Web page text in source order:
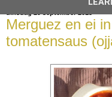
Merguez en ei
tomatensaus